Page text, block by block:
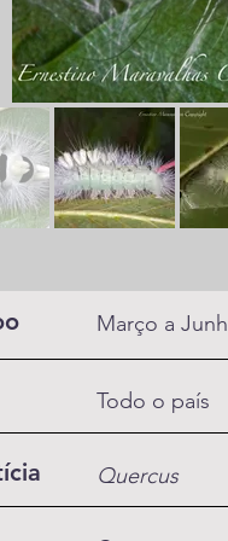
Março a
Todo o país
Quercus